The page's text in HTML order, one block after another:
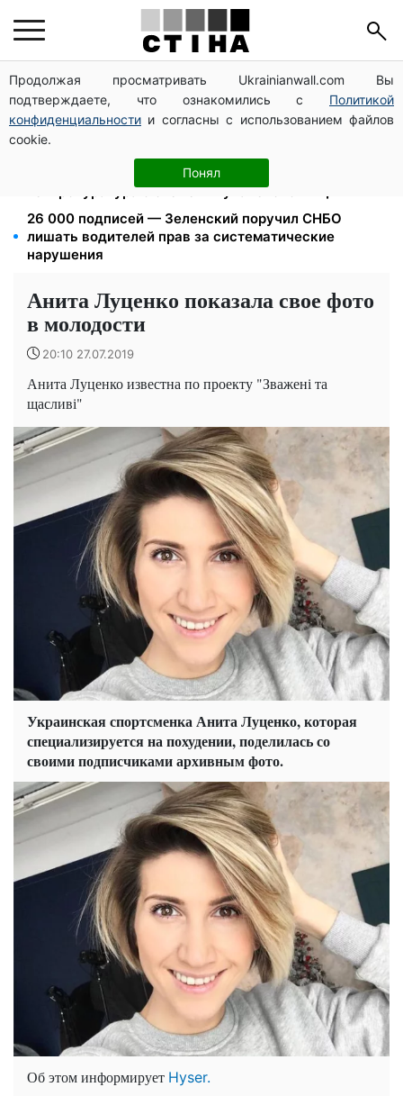
Продолжая просматривать Ukrainianwall.com Вы
подтверждаете, что ознакомились с Политикой
конфиденциальности и согласны с использованием файлов
cookie.
Понял
Ночной тариф на свет 2,16 грн/кВт-ч: экономия до
540 грн в месяц с сентября
Может ли Почтовая площадь стать главной точкой
входа в исторический Киев
1577 человек списали с учета за $10 000:
Генпрокуратура о схеме в Мукачевском ТЦК
26 000 подписей — Зеленский поручил СНБО
лишать водителей прав за систематические
нарушения
Анита Луценко показала свое фото
в молодости
20:10 27.07.2019
Анита Луценко известна по проекту "Зважені та
щасливі"
Украинская спортсменка Анита Луценко, которая
специализируется на похудении, поделилась со
своими подписчиками архивным фото.
Об этом информирует Hyser.